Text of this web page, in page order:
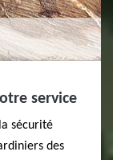
service
sécurité
des